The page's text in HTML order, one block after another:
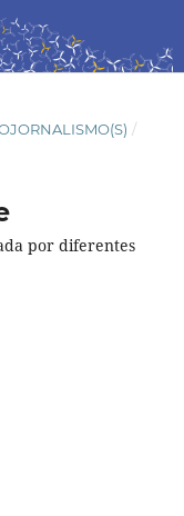
/
por diferentes